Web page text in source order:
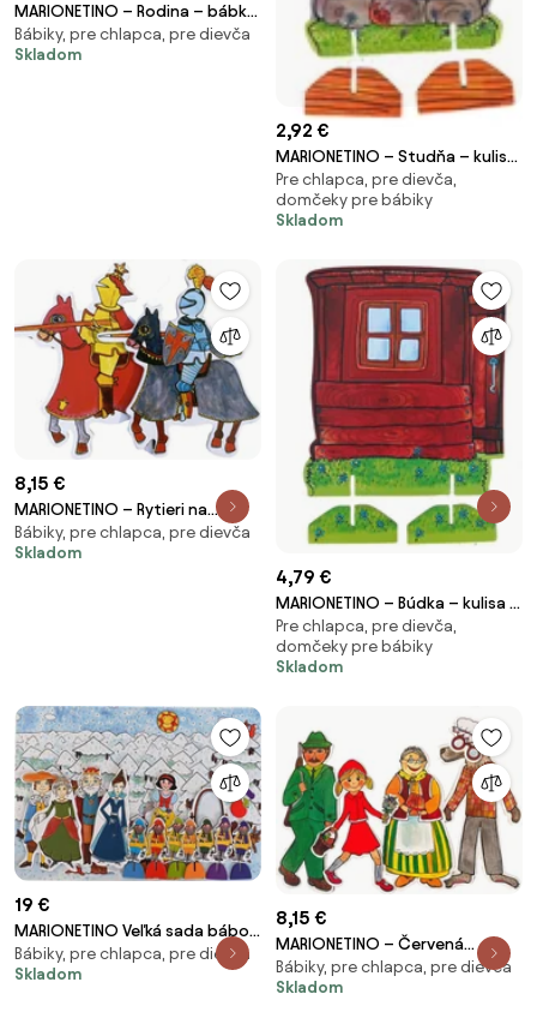
MARIONETINO – Rodina – bábky
9 ks
Bábiky, pre chlapca, pre dievča
Skladom
2,92 €
MARIONETINO – Studňa – kulisa
k bábkovému divadlu
Pre chlapca, pre dievča,
domčeky pre bábiky
Skladom
8,15 €
MARIONETINO – Rytieri na
koňoch – bábky 2 ks
Bábiky, pre chlapca, pre dievča
Skladom
4,79 €
MARIONETINO – Búdka – kulisa k
bábkovému divadlu
Pre chlapca, pre dievča,
domčeky pre bábiky
Skladom
19 €
MARIONETINO Veľká sada bábok
a kulís – Snehulienka a sedem
trpaslíkov
Bábiky, pre chlapca, pre dievča
Skladom
8,15 €
MARIONETINO – Červená
Čiapočka – bábky 4 ks
Bábiky, pre chlapca, pre dievča
Skladom